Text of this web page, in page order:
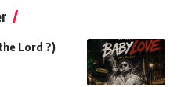
Lord ?)